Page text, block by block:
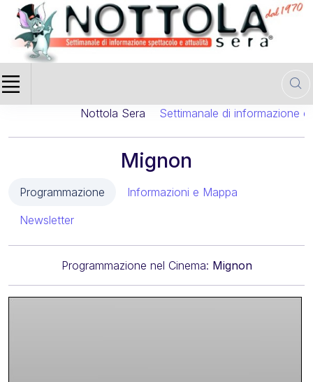
Nottola Sera Settimanale di informazione
Mignon
Programmazione
Informazioni e Mappa
Newsletter
Programmazione nel Cinema: Mignon